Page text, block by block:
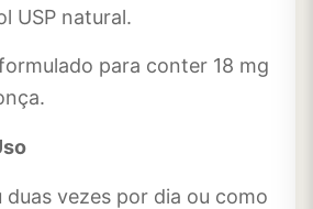
USP natural.
para conter 18 mg
duas vezes por dia ou como